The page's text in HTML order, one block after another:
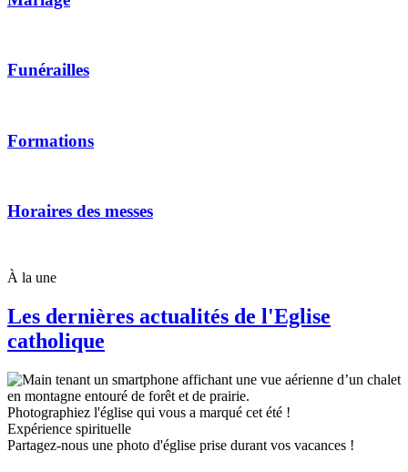
Funérailles
Formations
Horaires des messes
À la une
Les dernières actualités de l'Eglise
catholique
Photographiez l'église qui vous a marqué cet été !
Expérience spirituelle
Partagez-nous une photo d'église prise durant vos vacances !